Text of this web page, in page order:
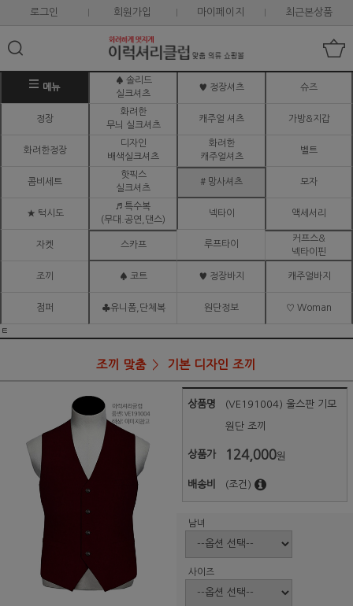
로그인 회원가입 마이페이지 최근본상품
메뉴
♠ 솔리드
실크셔츠
♥ 정장셔츠 슈즈
정장
화려한
무늬 실크셔츠
캐주얼 셔츠 가방&지갑
화려한정장
디자인
배색실크셔츠
화려한
캐주얼셔츠
벨트
콤비세트
핫픽스
실크셔츠
# 망사셔츠 모자
★ 턱시도
♬ 특수복
(무대.공연,댄스)
넥타이 액세서리
자켓 스카프 루프타이
커프스&
넥타이핀
조끼 ♠ 코트 ♥ 정장바지 캐주얼바지
점퍼 ♣유니폼,단체복 원단정보 ♡ Woman
ㅌ
조끼 맞춤 기본 디자인 조끼
상품명 (VE191004) 울스판 기모
원단 조끼
상품가 124,000원
배송비 (조건)
남녀
사이즈